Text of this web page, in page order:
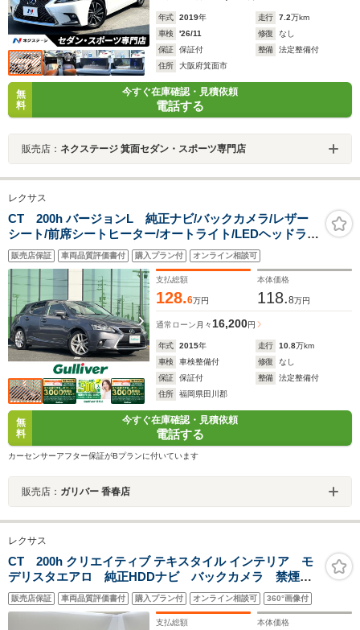
年式 2019年 走行 7.2万km
車検
'26/11 修復
なし
保証
保証付 整備
法定整備付
住所
大阪府箕面市
無
料
今すぐ在庫確認・見積依頼
電話する
販売店： ネクステージ 箕面セダン・スポーツ専門店
レクサス
CT 200h バージョンL 純正ナビ/バックカメラ/レザー
シート/前席シートヒーター/オートライト/LEDヘッドライ
ト/追従クルーズコントロール/パドルシフト/ビルトイン
ETC/純正アルミホイール/クリアランスソナー
販売店保証 車両品質評価書付 購入プラン付 オンライン相談可
支払総額
128.6万円
本体価格
118.8万円
通常ローン 月々 16,200円
年式 2015年 走行 10.8万km
車検
車検整備付 修復
なし
保証
保証付 整備
法定整備付
住所
福岡県田川郡
無
料
今すぐ在庫確認・見積依頼
電話する
カーセンサーアフター保証がBプランに付いています
販売店： ガリバー 香春店
レクサス
CT 200h クリエイティブ テキスタイル インテリア モ
デリスタエアロ 純正HDDナビ バックカメラ 禁煙
車 ブルーステッチレザーシート LEDヘッド ETC
クルコン パワーシート 純正17インチアルミ オート
ライト 革巻きハンドル パドルシフト
販売店保証 車両品質評価書付 購入プラン付 オンライン相談可 360°画像付
支払総額 本体価格